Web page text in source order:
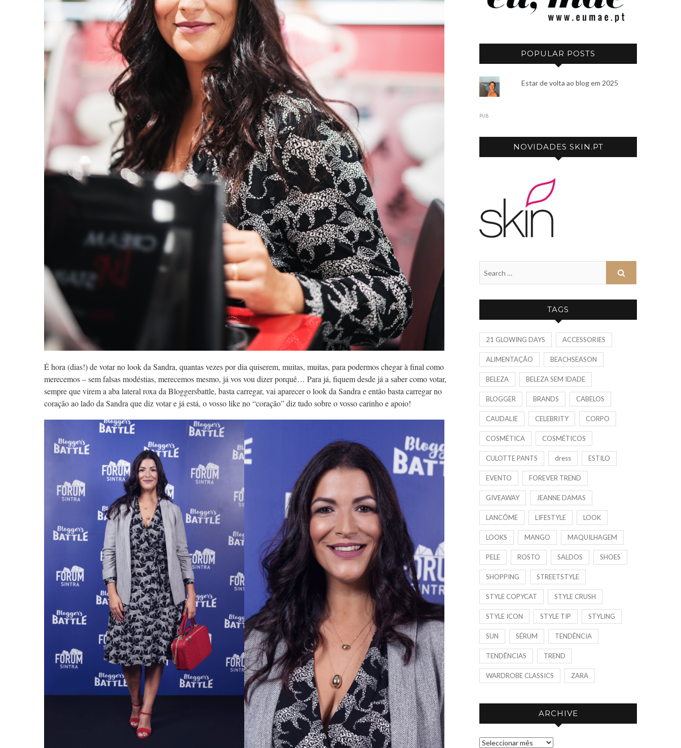
É hora (dias!) de votar no look da Sandra, quantas vezes por dia quiserem, muitas, muitas, para podermos chegar à final como
merecemos – sem falsas modéstias, merecemos mesmo, já vos vou dizer porquê… Para já, fiquem desde já a saber como votar,
sempre que virem a aba lateral roxa da Bloggersbattle, basta carregar, vai aparecer o look da Sandra e então basta carregar no
coração ao lado da Sandra que diz votar e já está, o vosso like no “coração” diz tudo sobre o vosso carinho e apoio!
POPULAR POSTS
Estar de volta ao blog em 2025
PUB
NOVIDADES SKIN.PT
TAGS
21 GLOWING DAYS ACCESSORIES
ALIMENTAÇÃO BEACHSEASON
BELEZA BELEZA SEM IDADE
BLOGGER BRANDS CABELOS
CAUDALIE CELEBRITY CORPO
COSMÉTICA COSMÉTICOS
CULOTTE PANTS dress ESTILO
EVENTO FOREVER TREND
GIVEAWAY JEANNE DAMAS
LANCÔME LIFESTYLE LOOK
LOOKS MANGO MAQUILHAGEM
PELE ROSTO SALDOS SHOES
SHOPPING STREETSTYLE
STYLE COPYCAT STYLE CRUSH
STYLE ICON STYLE TIP STYLING
SUN SÉRUM TENDÊNCIA
TENDÊNCIAS TREND
WARDROBE CLASSICS ZARA
ARCHIVE
A